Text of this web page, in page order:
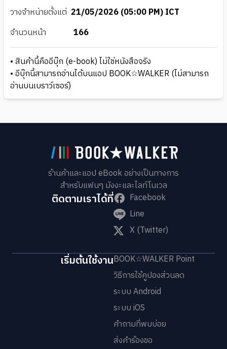
วางจำหน่ายตั้งแต่ 21/05/2026 (05:00 PM) ICT
จำนวนหน้า
166
• สินค้านี้คืออีบุ๊ก (e-book) ไม่ใช่หนังสือจริง
• อีบุ๊กนี้สามารถอ่านได้บนแอป BOOK☆WALKER (ไม่สามารถ
อ่านบนเบราว์เซอร์)
ร้านค้าและแอป eBook อย่างเป็นทางการ
สำหรับแฟนๆ มังงะและไลท์โนเวล
ติดตามเราได้ที่
Facebook
Line
X (Twitter)
เริ่มต้นใช้งานBOOK☆WALKER Point
วิธีการใช้คูปองส่วนลด
ระบบ Android
ระบบ iOS
คำถามที่พบบ่อย
ส่งคำร้องขอ